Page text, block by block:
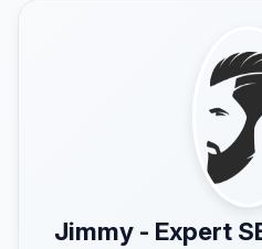
Jimmy - Expert